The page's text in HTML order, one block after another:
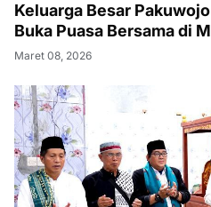
Keluarga Besar
Buka Puasa Bersama di
Maret 08, 2026